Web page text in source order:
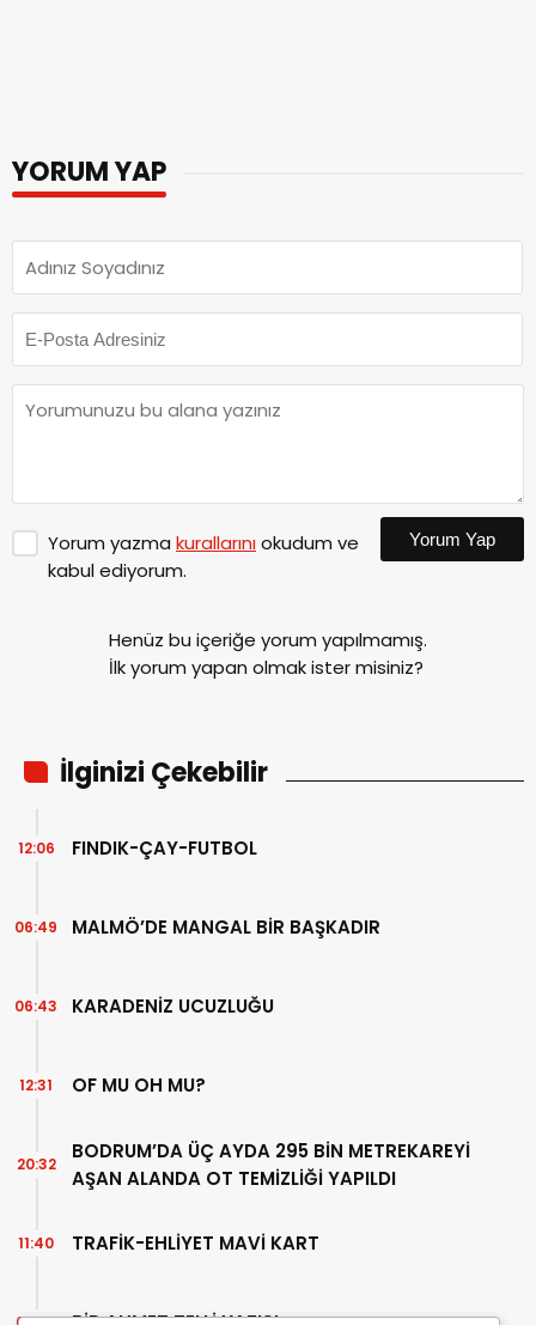
YORUM YAP
Yorum yazma kurallarınıokudum ve
kabul ediyorum.
Yorum Yap
Henüz bu içeriğe yorum yapılmamış.
İlk yorum yapan olmak ister misiniz?
İlginizi Çekebilir
FINDIK-ÇAY-FUTBOL
12:06
MALMÖ’DE MANGAL BİR BAŞKADIR
06:49
KARADENİZ UCUZLUĞU
06:43
OF MU OH MU?
12:31
BODRUM’DA ÜÇ AYDA 295 BİN METREKAREYİ
AŞAN ALANDA OT TEMİZLİĞİ YAPILDI
20:32
TRAFİK-EHLİYET MAVİ KART
11:40